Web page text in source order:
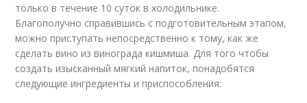
только в течение 10 суток в холодильнике.
Благополучно справившись с подготовительным этапом,
можно приступать непосредственно к тому, как же
сделать вино из винограда кишмиша. Для того чтобы
создать изысканный мягкий напиток, понадобятся
следующие ингредиенты и приспособления: